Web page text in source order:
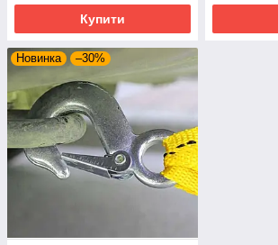
Купити
Новинка –30%